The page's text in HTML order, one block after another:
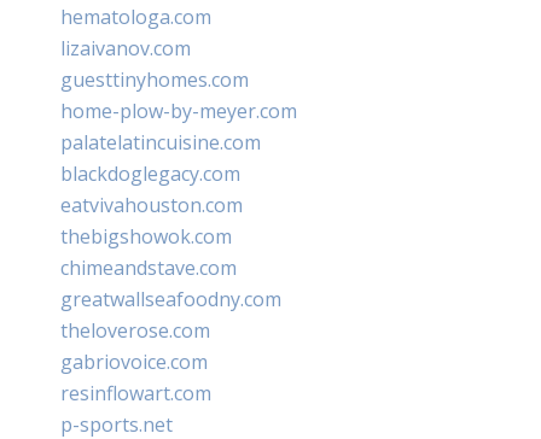
hematologa.com
lizaivanov.com
guesttinyhomes.com
home-plow-by-meyer.com
palatelatincuisine.com
blackdoglegacy.com
eatvivahouston.com
thebigshowok.com
chimeandstave.com
greatwallseafoodny.com
theloverose.com
gabriovoice.com
resinflowart.com
p-sports.net